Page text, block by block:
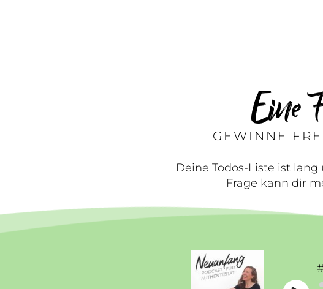
Eine
GEWINNE
Deine Todos-Liste ist
Frage kann dir